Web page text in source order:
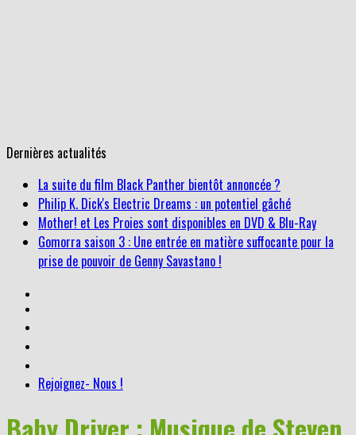
Dernières actualités
Philip K. Dick's Electric Dreams : un potentiel gâché
Mother! et Les Proies sont disponibles en DVD & Blu-Ray
Gomorra saison 3 : Une entrée en matière suffocante pour la
prise de pouvoir de Genny Savastano !
La suite du film Black Panther bientôt annoncée ?
Rejoignez- Nous !